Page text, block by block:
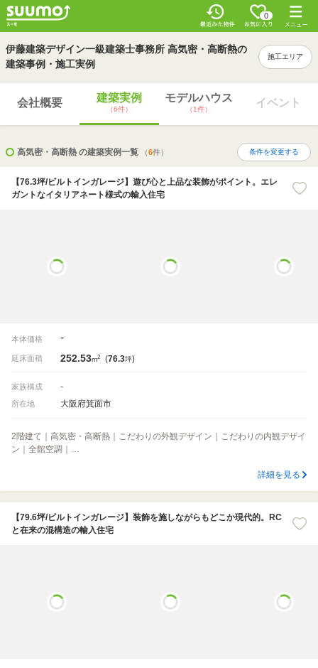
0
伊藤建築デザイン一級建築士事務所 高気密・高断熱の
建築事例・施工実例
施工エリア
会社概要 建築実例
（6件）
モデルハウス
（1件）
イベント
高気密・高断熱 の建築実例一覧 （6件） 条件を変更する
【76.3坪/ビルトインガレージ】遊び心と上品な装飾がポイント。エレ
ガントなイタリアネート様式の輸入住宅
本体価格 -
延床面積 252.53m2 (76.3坪)
家族構成 -
所在地 大阪府箕面市
2階建て｜高気密・高断熱｜こだわりの外観デザイン｜こだわりの内観デザイ
ン｜全館空調｜…
詳細を見る
【79.6坪/ビルトインガレージ】装飾を施しながらもどこか現代的。RC
と在来の混構造の輸入住宅